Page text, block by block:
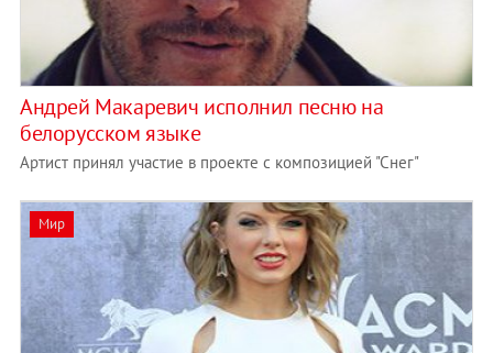
Андрей Макаревич исполнил песню на
белорусском языке
Артист принял участие в проекте с композицией "Снег"
Мир